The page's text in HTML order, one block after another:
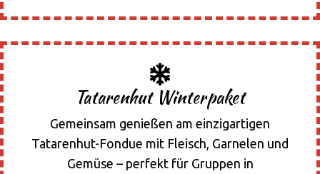
Tatarenhut Winterpaket
Gemeinsam genießen am einzigartigen
Tatarenhut-Fondue mit Fleisch, Garnelen und
Gemüse – perfekt für Gruppen in